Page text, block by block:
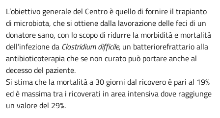
L’obiettivo generale del Centro è quello di fornire il trapianto
di microbiota, che si ottiene dalla lavorazione delle feci di un
donatore sano, con lo scopo di ridurre la morbidità e mortalità
dell’infezione da Clostridium difficile, un batteriorefrattario alla
antibioticoterapia che se non curato può portare anche al
decesso del paziente.
Si stima che la mortalità a 30 giorni dal ricovero è pari al 19%
ed è massima tra i ricoverati in area intensiva dove raggiunge
un valore del 29%.